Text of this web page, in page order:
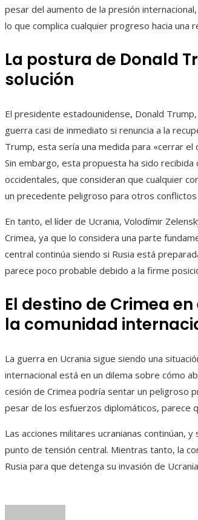
pesar del aumento de la presión
lo que complica cualquier progreso hacia una
La postura de Donald
solución
El presidente estadounidense, Donald
guerra casi de inmediato si renuncia a la
Trump, esta sería una medida para «cerrar
Sin embargo, esta propuesta ha sido
occidentales, que consideran que cualquier
un precedente peligroso para otros conflictos
En tanto, el líder de Ucrania, Volodímir
Crimea, ya que lo considera una parte
central continúa siendo si Rusia está
parece poco probable debido a la firme
El destino de Crimea
la comunidad
La guerra en Ucrania sigue siendo una
internacional está en un dilema sobre cómo
cesión de Crimea podría sentar un peligroso
pesar de los esfuerzos diplomáticos, parece
Las acciones militares ucranianas continúan,
punto de tensión central. Mientras tanto, la
Rusia para que detenga su invasión de